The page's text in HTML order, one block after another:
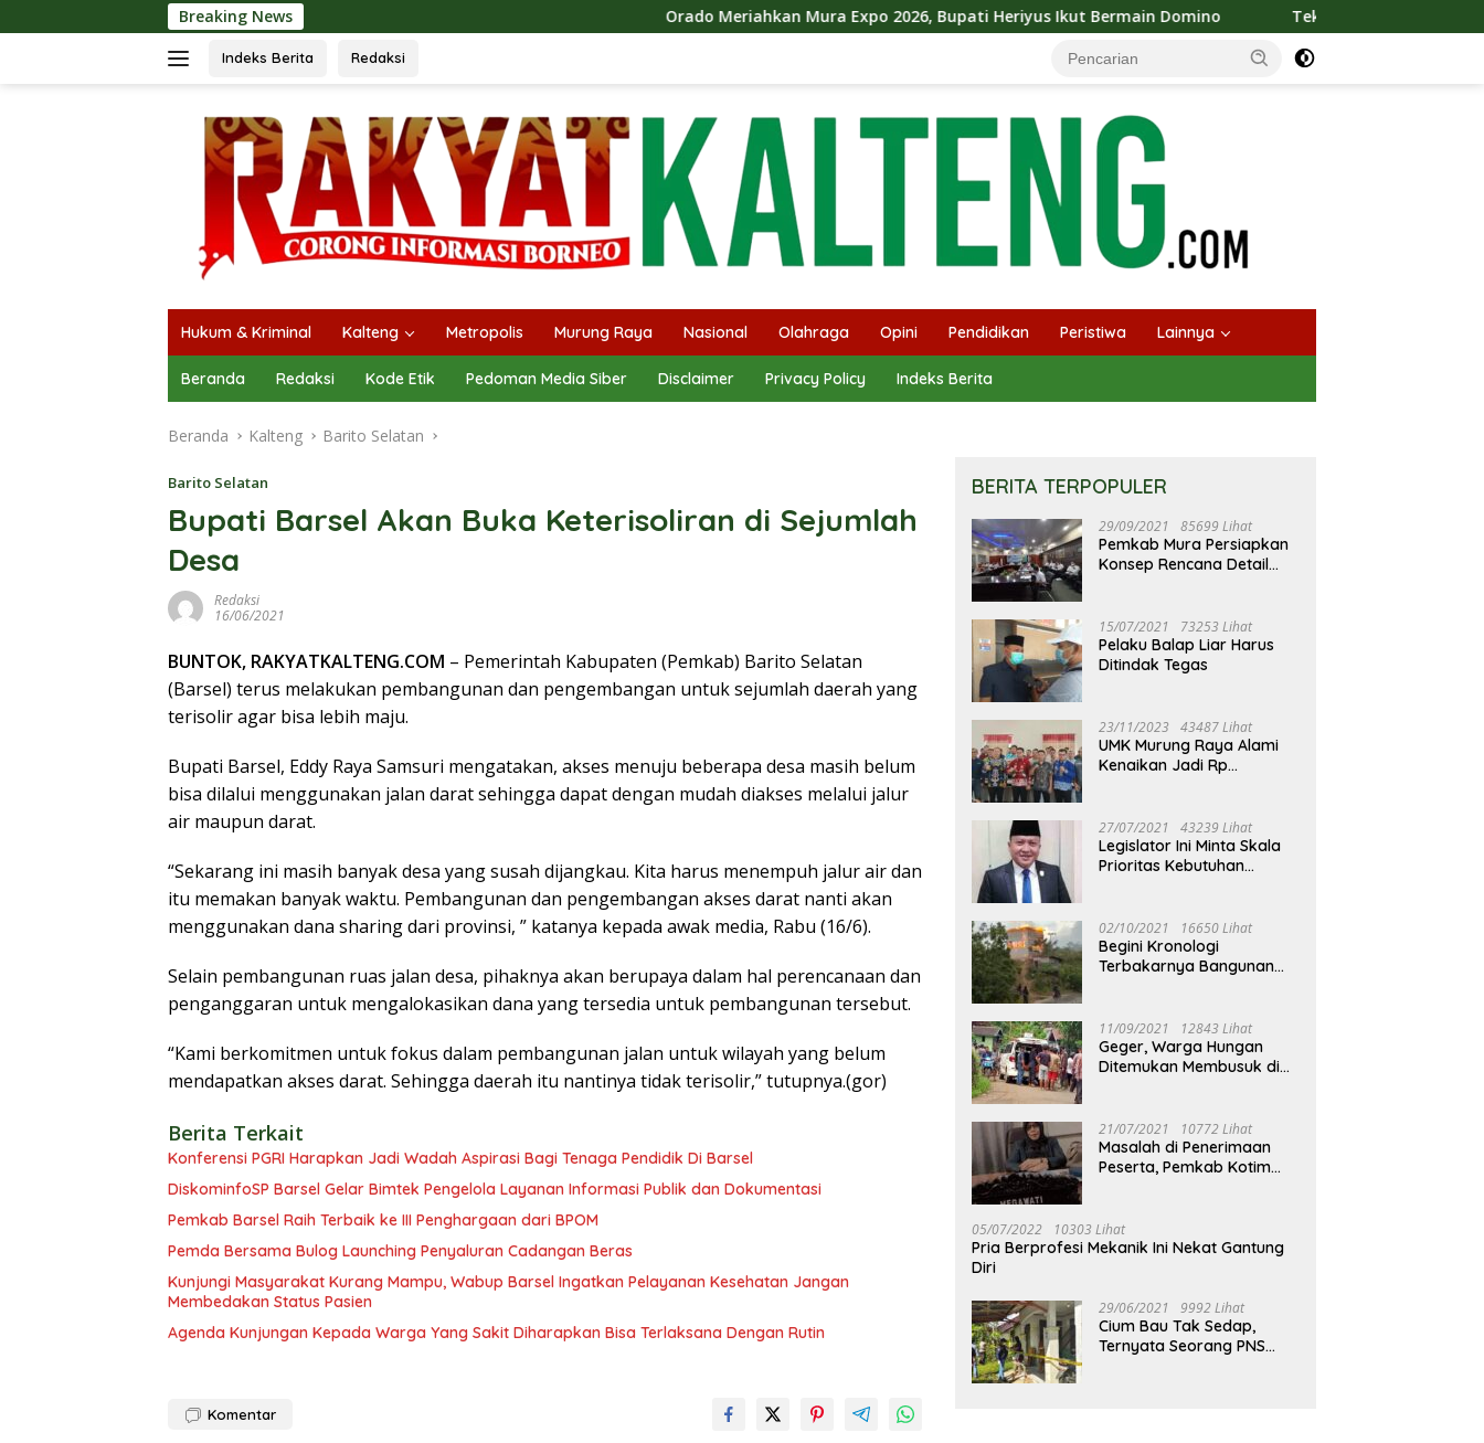
ke
Breaking News Orado Meriahkan Mura Expo 2026, Bupati Heriyus Ikut Bermain Domino Tekan Stunting, Heriyus Ajak
Indeks Berita Redaksi
Hukum & Kriminal Kalteng Metropolis Murung Raya Nasional Olahraga Opini Pendidikan Peristiwa Lainnya
Beranda Redaksi Kode Etik Pedoman Media Siber Disclaimer Privacy Policy Indeks Berita
Beranda Kalteng Barito Selatan
Barito Selatan
Bupati Barsel Akan Buka Keterisoliran di Sejumlah
Desa
Redaksi
16/06/2021
BUNTOK, RAKYATKALTENG.COM – Pemerintah Kabupaten (Pemkab) Barito Selatan
(Barsel) terus melakukan pembangunan dan pengembangan untuk sejumlah daerah yang
terisolir agar bisa lebih maju.
Bupati Barsel, Eddy Raya Samsuri mengatakan, akses menuju beberapa desa masih belum
bisa dilalui menggunakan jalan darat sehingga dapat dengan mudah diakses melalui jalur
air maupun darat.
“Sekarang ini masih banyak desa yang susah dijangkau. Kita harus menempuh jalur air dan
itu memakan banyak waktu. Pembangunan dan pengembangan akses darat nanti akan
menggunakan dana sharing dari provinsi, ” katanya kepada awak media, Rabu (16/6).
Selain pembangunan ruas jalan desa, pihaknya akan berupaya dalam hal perencanaan dan
penganggaran untuk mengalokasikan dana yang tersedia untuk pembangunan tersebut.
“Kami berkomitmen untuk fokus dalam pembangunan jalan untuk wilayah yang belum
mendapatkan akses darat. Sehingga daerah itu nantinya tidak terisolir,” tutupnya.(gor)
Berita Terkait
Konferensi PGRI Harapkan Jadi Wadah Aspirasi Bagi Tenaga Pendidik Di Barsel
DiskominfoSP Barsel Gelar Bimtek Pengelola Layanan Informasi Publik dan Dokumentasi
Pemkab Barsel Raih Terbaik ke III Penghargaan dari BPOM
Pemda Bersama Bulog Launching Penyaluran Cadangan Beras
Kunjungi Masyarakat Kurang Mampu, Wabup Barsel Ingatkan Pelayanan Kesehatan Jangan
Membedakan Status Pasien
Agenda Kunjungan Kepada Warga Yang Sakit Diharapkan Bisa Terlaksana Dengan Rutin
Komentar
BERITA TERPOPULER
29/09/2021 85699 Lihat
Pemkab Mura Persiapkan
Konsep Rencana Detail
15/07/2021 73253 Lihat
Pelaku Balap Liar Harus
Ditindak Tegas
23/11/2023 43487 Lihat
UMK Murung Raya Alami
Kenaikan Jadi Rp
27/07/2021 43239 Lihat
Legislator Ini Minta Skala
Prioritas Kebutuhan
02/10/2021 16650 Lihat
Begini Kronologi
Terbakarnya Bangunan
11/09/2021 12843 Lihat
Geger, Warga Hungan
Ditemukan Membusuk di
21/07/2021 10772 Lihat
Masalah di Penerimaan
Peserta, Pemkab Kotim
05/07/2022 10303 Lihat
Pria Berprofesi Mekanik Ini Nekat Gantung
Diri
29/06/2021 9992 Lihat
Cium Bau Tak Sedap,
Ternyata Seorang PNS